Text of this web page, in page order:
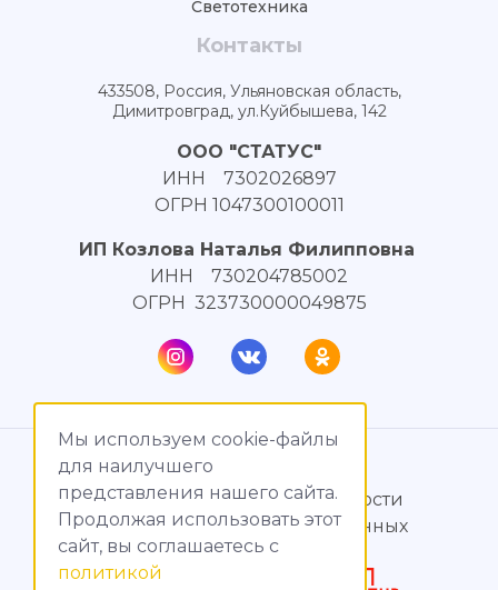
Мы используем cookie-файлы
для наилучшего
представления нашего сайта.
Продолжая использовать этот
сайт, вы соглашаетесь c
политикой
Светотехника
Контакты
433508, Россия, Ульяновская область,
Димитровград, ул.Куйбышева, 142
ООО "СТАТУС"
ИНН 7302026897
ОГРН 1047300100011
ИП Козлова Наталья Филипповна
ИНН 730204785002
ОГРН 323730000049875
© МагияТока, 2015 – 2026
Политика конфиденциальности
Обработка персональных данных
Создание сайтов